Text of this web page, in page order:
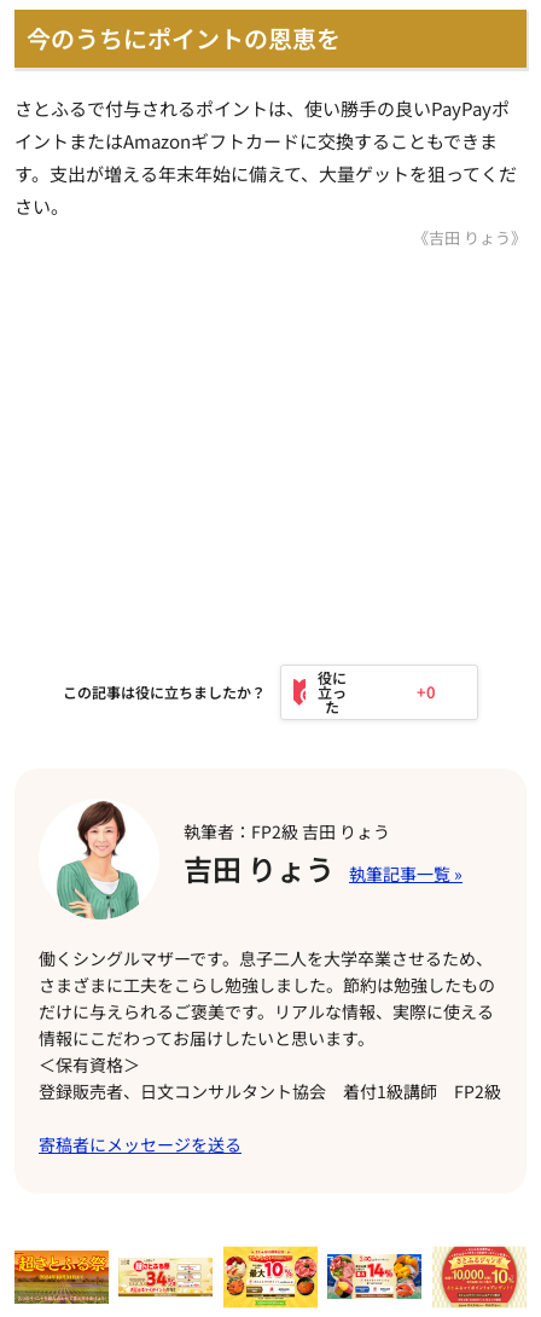
今のうちにポイントの恩恵を
さとふるで付与されるポイントは、使い勝手の良いPayPayポ
イントまたはAmazonギフトカードに交換することもできま
す。支出が増える年末年始に備えて、大量ゲットを狙ってくだ
さい。
《吉田 りょう》
この記事は役に立ちましたか？ +0
執筆者：FP2級 吉田 りょう
吉田 りょう
働くシングルマザーです。息子二人を大学卒業させるため、
さまざまに工夫をこらし勉強しました。節約は勉強したもの
だけに与えられるご褒美です。リアルな情報、実際に使える
情報にこだわってお届けしたいと思います。
＜保有資格＞
登録販売者、日文コンサルタント協会 着付1級講師 FP2級
寄稿者にメッセージを送る